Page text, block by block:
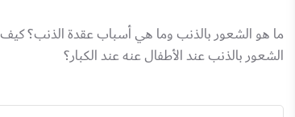
ما هو الشعور بالذنب وما هي أسباب عقدة الذنب؟
الشعور بالذنب عند الأطفال عنه عند الكبار؟